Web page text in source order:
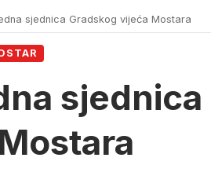
sjednica Gradskog vijeća Mostara
sjednica